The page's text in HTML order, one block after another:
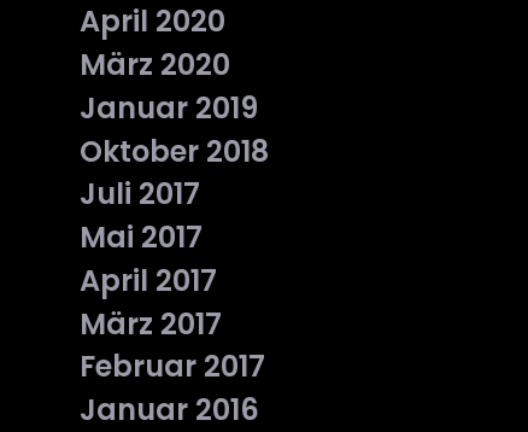
April 2020
März 2020
Januar 2019
Oktober 2018
Juli 2017
Mai 2017
April 2017
März 2017
Februar 2017
Januar 2016